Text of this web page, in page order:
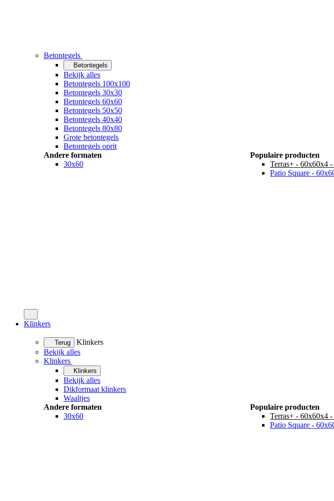
Betontegels
Betontegels
Bekijk alles
Betontegels 100x100
Betontegels 30x30
Betontegels 60x60
Betontegels 50x50
Betontegels 40x40
Betontegels 80x80
Grote betontegels
Betontegels oprit
Andere formaten
30x60
Populaire producten
Terras+ - 60x60x4 -
Patio Square -
Klinkers
Terug
Klinkers
Bekijk alles
Klinkers
Klinkers
Bekijk alles
Dikformaat klinkers
Waaltjes
Andere formaten
30x60
Populaire producten
Terras+ - 60x60x4 -
Patio Square -